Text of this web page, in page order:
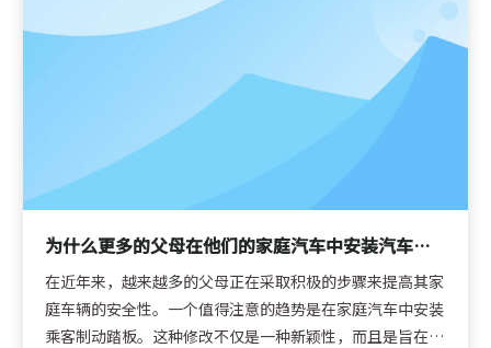
为什么更多的父母在他们的家庭汽车中安装汽车副
驾驶刹车踏板
在近年来，越来越多的父母正在采取积极的步骤来提高其家
庭车辆的安全性。一个值得注意的趋势是在家庭汽车中安装
乘客制动踏板。这种修改不仅是一种新颖性，而且是旨在提